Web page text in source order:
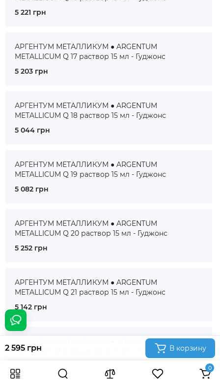
0
5 221 грн
АРГЕНТУМ МЕТАЛЛИКУМ ● ARGENTUM
METALLICUM Q 17 раствор 15 мл - Гуджонс
5 203 грн
АРГЕНТУМ МЕТАЛЛИКУМ ● ARGENTUM
METALLICUM Q 18 раствор 15 мл - Гуджонс
5 044 грн
АРГЕНТУМ МЕТАЛЛИКУМ ● ARGENTUM
METALLICUM Q 19 раствор 15 мл - Гуджонс
5 082 грн
АРГЕНТУМ МЕТАЛЛИКУМ ● ARGENTUM
METALLICUM Q 20 раствор 15 мл - Гуджонс
5 252 грн
АРГЕНТУМ МЕТАЛЛИКУМ ● ARGENTUM
METALLICUM Q 21 раствор 15 мл - Гуджонс
5 142 грн
АРГЕНТУМ МЕТАЛЛИКУМ ● ARGENTUM
METALLICUM Q 22 раствор 15 мл - Гуджонс
2 595 грн В корзину